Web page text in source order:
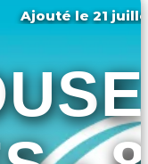
Ajouté le 21